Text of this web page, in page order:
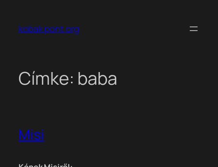
tartalomhoz
kobak pont org
Címke: baba
Misi